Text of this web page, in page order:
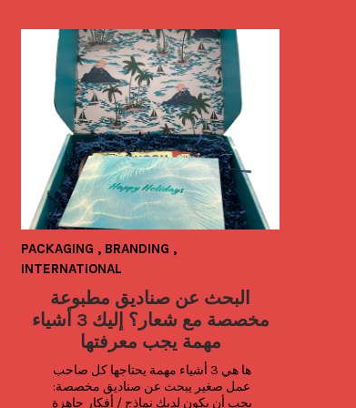
PACKAGING , BRANDING ,
INTERNATIONAL
البحث عن صناديق مطبوعة
مخصصة مع شعار؟ إليك 3 أشياء
مهمة يجب معرفتها